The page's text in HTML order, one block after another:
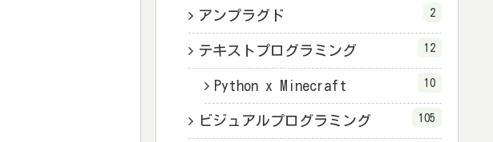
アンプラグド 2
テキストプログラミング 12
Python x Minecraft 10
ビジュアルプログラミング 105